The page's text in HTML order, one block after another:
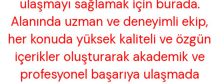
ulaşmayı sağlamak için burada.
Alanında uzman ve deneyimli ekip,
her konuda yüksek kaliteli ve özgün
içerikler oluşturarak akademik ve
profesyonel başarıya ulaşmada